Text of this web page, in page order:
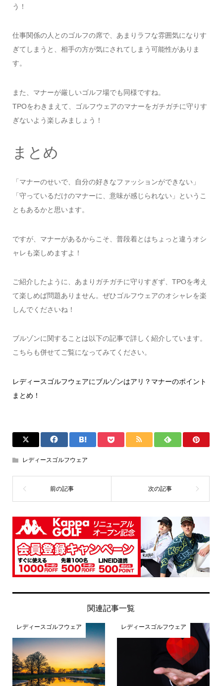
う！
仕事関係の人とのゴルフの席で、あまりラフな雰囲気になりす
ぎてしまうと、相手の方が気にされてしまう可能性がありま
す。
また、マナーが厳しいゴルフ場でも同様ですね。
TPOをわきまえて、ゴルフウェアのマナーをガチガチに守りす
ぎないよう楽しみましょう！
まとめ
「マナーのせいで、自分の好きなファッションができない」
「守っているだけのマナーに、意味が感じられない」というこ
ともあるかと思います。
ですが、マナーがあるからこそ、普段着とはちょっと違うオシ
ャレも楽しめますよ！
ご紹介したように、あまりガチガチに守りすぎず、TPOを考え
て楽しめば問題ありません。ぜひゴルフウェアのオシャレを楽
しんでくださいね！
ブルゾンに関することは以下の記事で詳しく紹介しています。
こちらも併せてご覧になってみてください。
レディースゴルフウェアにブルゾンはアリ？マナーのポイント
まとめ！
レディースゴルフウェア
関連記事一覧
レディースゴルフウェア レディースゴルフウェア